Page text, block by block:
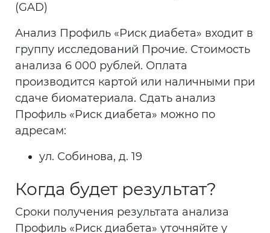
(GAD)
Анализ Профиль «Риск диабета» входит в
группу исследований Прочие. Стоимость
анализа 6 000 рублей. Оплата
производится картой или наличными при
сдаче биоматериала. Сдать анализ
Профиль «Риск диабета» можно по
адресам:
ул. Собинова, д. 19
Когда будет результат?
Сроки получения результата анализа
Профиль «Риск диабета» уточняйте у